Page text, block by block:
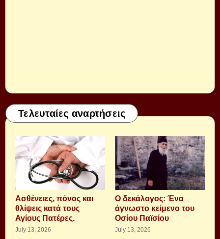
Τελευταίες αναρτήσεις
Aσθένειες, πόνος και
θλίψεις κατά τους
Αγίους Πατέρες.
July 13, 2026
Ο δεκάλογος: Ένα
άγνωστο κείμενο του
Οσίου Παϊσίου
July 13, 2026